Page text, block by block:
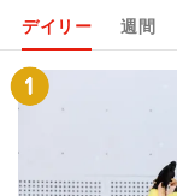
デイリー 週間